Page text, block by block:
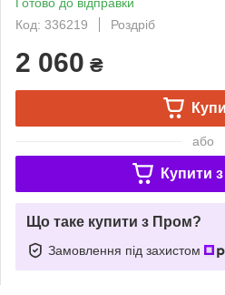
Код: 336219
Роздріб
2 060 ₴
або
Купити з
Що таке купити з Пром?
Замовлення під захистом